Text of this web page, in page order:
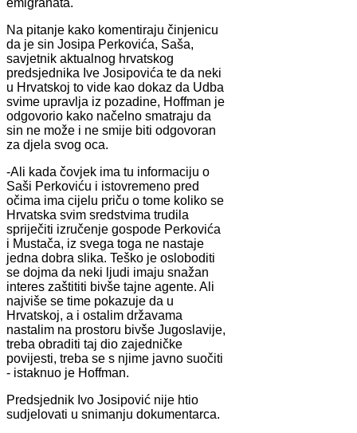
Na pitanje kako komentiraju činjenicu
da je sin Josipa Perkovića, Saša,
savjetnik aktualnog hrvatskog
predsjednika Ive Josipovića te da neki
u Hrvatskoj to vide kao dokaz da Udba
svime upravlja iz pozadine, Hoffman je
odgovorio kako načelno smatraju da
sin ne može i ne smije biti odgovoran
za djela svog oca.
-Ali kada čovjek ima tu informaciju o
Saši Perkoviću i istovremeno pred
očima ima cijelu priču o tome koliko se
Hrvatska svim sredstvima trudila
spriječiti izručenje gospode Perkovića
i Mustača, iz svega toga ne nastaje
jedna dobra slika. Teško je osloboditi
se dojma da neki ljudi imaju snažan
interes zaštititi bivše tajne agente. Ali
najviše se time pokazuje da u
Hrvatskoj, a i ostalim državama
nastalim na prostoru bivše Jugoslavije,
treba obraditi taj dio zajedničke
povijesti, treba se s njime javno suočiti
- istaknuo je Hoffman.
Predsjednik Ivo Josipović nije htio
sudjelovati u snimanju dokumentarca.